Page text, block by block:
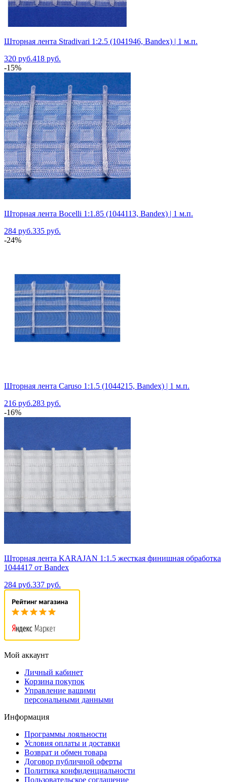
Шторная лента Stradivari 1:2.5 (1041946, Bandex) | 1 м.п.
320 руб.418 руб.
-15%
Шторная лента Bocelli 1:1.85 (1044113, Bandex) | 1 м.п.
284 руб.335 руб.
-24%
Шторная лента Caruso 1:1.5 (1044215, Bandex) | 1 м.п.
216 руб.283 руб.
-16%
Шторная лента KARAJAN 1:1.5 жесткая финишная обработка
1044417 от Bandex
284 руб.337 руб.
Мой аккаунт
Личный кабинет
Корзина покупок
Управление вашими
персональными данными
Информация
Программы лояльности
Условия оплаты и доставки
Возврат и обмен товара
Договор публичной оферты
Политика конфиденциальности
Пользовательское соглашение